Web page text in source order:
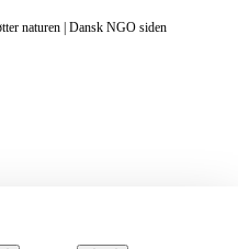
naturen | Dansk NGO siden